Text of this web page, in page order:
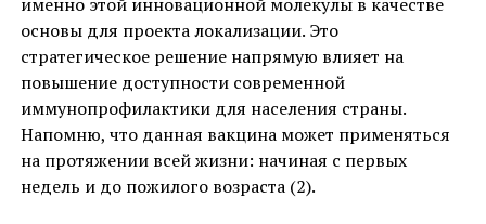
основы для проекта локализации. Это
стратегическое решение напрямую влияет на
повышение доступности современной
иммунопрофилактики для населения страны.
Напомню, что данная вакцина может применяться
на протяжении всей жизни: начиная с первых
недель и до пожилого возраста (2).